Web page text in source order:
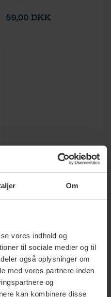
Om
vores indhold og
til sociale medier og til
også oplysninger om
med vores partnere inden
og
kan kombinere disse
59,00 DKK